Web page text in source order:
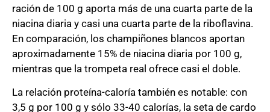
ración de 100 g aporta más de una cuarta parte de la
niacina diaria y casi una cuarta parte de la riboflavina.
En comparación, los champiñones blancos aportan
aproximadamente 15% de niacina diaria por 100 g,
mientras que la trompeta real ofrece casi el doble.
La relación proteína-caloría también es notable: con
3,5 g por 100 g y sólo 33-40 calorías, la seta de cardo